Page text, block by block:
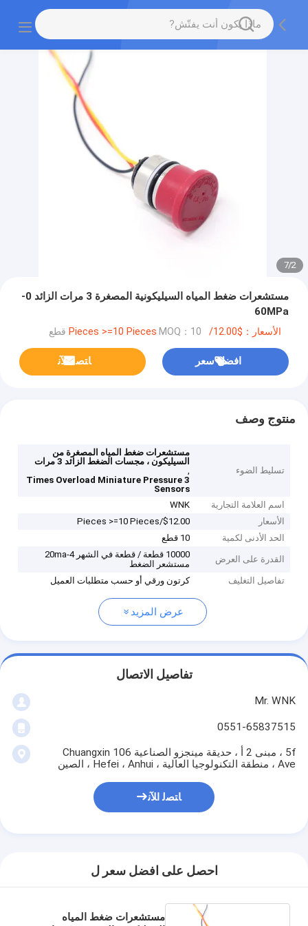
2
/
7
مستشعرات ضغط المياه السيليكونية المصغرة 3 مرات الزائد 0-
60MPa
الأسعار：$12.00/Pieces >=10 Pieces MOQ：10 قطع
افضل سعر ﺎﺘﺼﻟ ﺍﻶﻧ
منتوج وصف
تسليط الضوء
مستشعرات ضغط المياه المصغرة من
السيليكون ، مجسات الضغط الزائد 3 مرات
,
3 Times Overload Miniature Pressure
Sensors
اسم العلامة التجارية
WNK
الأسعار
$12.00/Pieces >=10 Pieces
الحد الأدنى لكمية
10 قطع
القدرة على العرض
10000 قطعة / قطعة في الشهر 4-20ma
مستشعر الضغط
تفاصيل التغليف
كرتون ورقي أو حسب متطلبات العميل
عرض المزيد
تفاصيل الاتصال
Mr. WNK
0551-65837515
5f ، مبنى 2 أ ، حديقة مينجزو الصناعية 106 Chuangxin
Ave ، منطقة التكنولوجيا العالية ، Hefei ، Anhui ، الصين
ﺎﺘﺼﻟ ﺍﻶﻧ
احصل على افضل سعر ل
مستشعرات ضغط المياه